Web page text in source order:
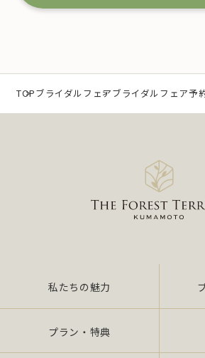
1.事業の内容及び規模を考慮し
特定するとともに、法で定める場
用目的の達成に必要な範囲 内におい
す。
（1）冠婚葬祭業及び冠婚葬祭の会
（2）互助会掛金の回収および案内
（3）少額短期保険募集代理店とし
また、当社は特定された個人情報
に必要な範囲を超えた個人情報の
用）を行いません。
TOPブライダルフェアブライダルフェア予
私たちの魅力
プラン・特典